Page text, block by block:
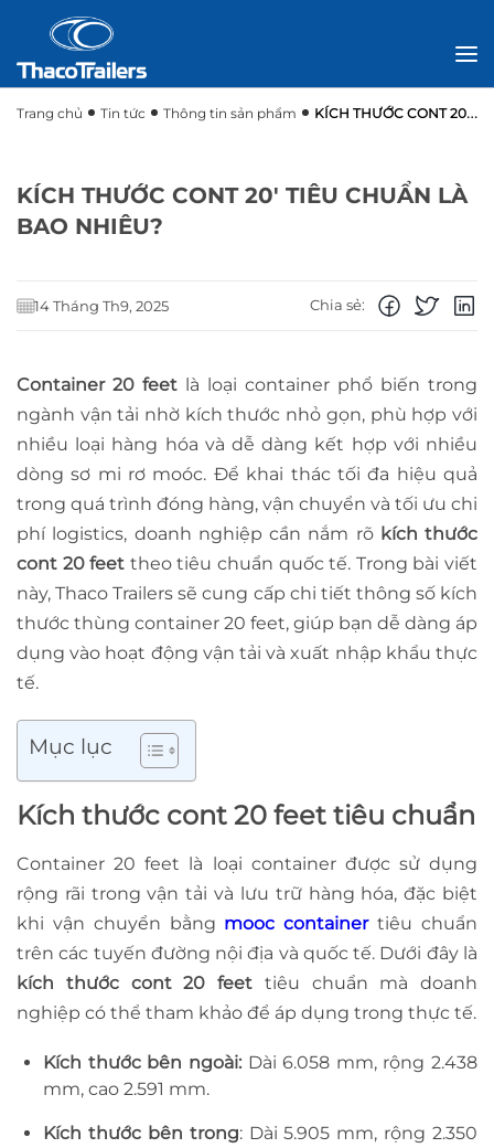
Trang chủ Tin tức Thông tin sản phẩm
KÍCH THƯỚC CONT 20′
KÍCH THƯỚC CONT 20′ TIÊU CHUẨN LÀ
BAO NHIÊU?
14 Tháng Th9, 2025 Chia sẻ:
Container 20 feet là loại container phổ biến trong
ngành vận tải nhờ kích thước nhỏ gọn, phù hợp với
nhiều loại hàng hóa và dễ dàng kết hợp với nhiều
dòng sơ mi rơ moóc. Để khai thác tối đa hiệu quả
trong quá trình đóng hàng, vận chuyển và tối ưu chi
phí logistics, doanh nghiệp cần nắm rõ kích thước
cont 20 feet theo tiêu chuẩn quốc tế. Trong bài viết
này, Thaco Trailers sẽ cung cấp chi tiết thông số kích
thước thùng container 20 feet, giúp bạn dễ dàng áp
dụng vào hoạt động vận tải và xuất nhập khẩu thực
tế.
Mục lục
Kích thước cont 20 feet tiêu chuẩn
Container 20 feet là loại container được sử dụng
rộng rãi trong vận tải và lưu trữ hàng hóa, đặc biệt
khi vận chuyển bằng mooc containertiêu chuẩn
trên các tuyến đường nội địa và quốc tế. Dưới đây là
kích thước cont 20 feet tiêu chuẩn mà doanh
nghiệp có thể tham khảo để áp dụng trong thực tế.
Kích thước bên ngoài:Dài 6.058 mm, rộng 2.438
mm, cao 2.591 mm.
Kích thước bên trong: Dài 5.905 mm, rộng 2.350